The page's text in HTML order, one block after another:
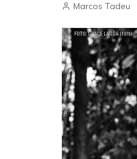
Marcos Tadeu